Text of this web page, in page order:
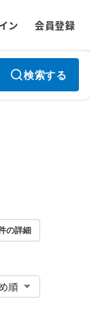
ン 会員登録
検索する
の詳細
順